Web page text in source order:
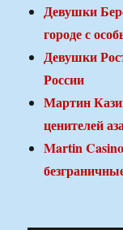
Девушки
городе с
Девушки
России
Мартин
ценителей
Martin